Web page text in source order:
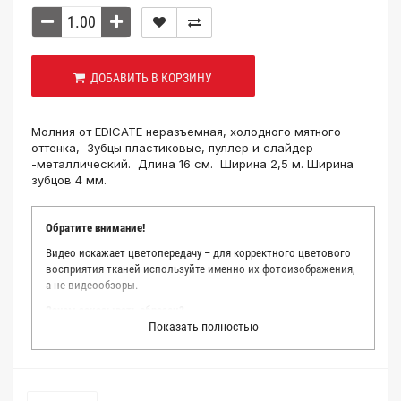
ДОБАВИТЬ В КОРЗИНУ
Молния от EDICATE неразъемная, холодного мятного
оттенка, Зубцы пластиковые, пуллер и слайдер
-металлический. Длина 16 см. Ширина 2,5 м. Ширина
зубцов 4 мм.
Обратите внимание!
Видео искажает цветопередачу – для корректного цветового
восприятия тканей используйте именно их фотоизображения,
а не видеообзоры.
Мы делаем все возможное, чтобы точно описать цвет каждой
ткани из нашего каталога. Мы осматриваем и фотографируем
Показать полностью